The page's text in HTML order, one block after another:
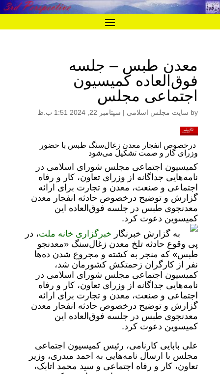
معدن طبس – جلسه
فوق‌العاده کمیسیون
اجتماعی مجلس
by سایت مجلس اسلامی | سپتامبر 22, 2024 1:51 ب.ظ
درخصوص انفجار معدن زغال‌سنگ طبس با حضور
وزرای کار و صمت تشکیل می‌شود
کمیسیون اجتماعی مجلس شورای اسلامی در
نامه‌هایی جداگانه از وزرای تعاون، کار و رفاه
اجتماعی و صنعت، معدن و تجارت برای ارائه
گزارش و توضیح درخصوص حادثه انفجار معدن
معدنجوی طبس در جلسه فوق‌العاده این
کمیسوین دعوت کرد.
به گزارش خبرنگار خبرگزاری خانه ملت، در
پی وقوع حادثه تلخ معدن زغال‌سنگ «معدنجو
طبس» که منجر به کشته و مجروع شدن ده‌ها
نفر از کارگران زحمتکش کشورمان شد،
کمیسیون اجتماعی مجلس شورای اسلامی در
نامه‌هایی جداگانه از وزرای تعاون، کار و رفاه
اجتماعی و صنعت، معدن و تجارت برای ارائه
گزارش و توضیح درخصوص حادثه انفجار معدن
معدنجوی طبس در جلسه فوق‌العاده این
کمیسوین دعوت کرد.
علی بابایی کارنامی، رئیس کمیسیون اجتماعی
مجلس با ارسال نامه‌هایی به احمد میدری، وزیر
تعاون، کار و رفاه اجتماعی و سید محمد اتابک،